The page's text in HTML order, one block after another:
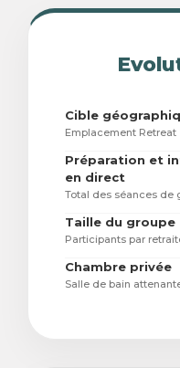
Cible
Emplacement Retreat
Préparation et
en direct
Total des séances de
Taille du groupe
Participants par
Chambre privée
Salle de bain